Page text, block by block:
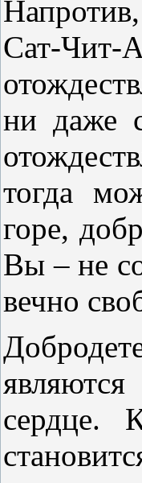
Сат-
ни даже
тогда
горе,
Вы – не
вечно
сердце.